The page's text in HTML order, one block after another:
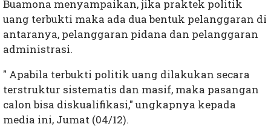
Buamona menyampaikan, jika praktek politik
uang terbukti maka ada dua bentuk pelanggaran di
antaranya, pelanggaran pidana dan pelanggaran
administrasi.
" Apabila terbukti politik uang dilakukan secara
terstruktur sistematis dan masif, maka pasangan
calon bisa diskualifikasi," ungkapnya kepada
media ini, Jumat (04/12).